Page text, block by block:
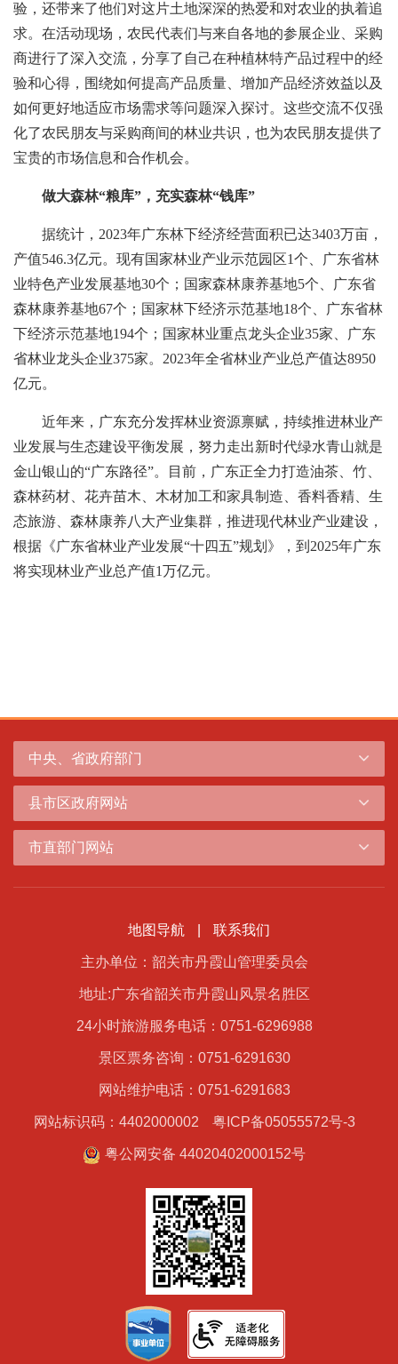
验，还带来了他们对这片土地深深的热爱和对农业的执着追
求。在活动现场，农民代表们与来自各地的参展企业、采购
商进行了深入交流，分享了自己在种植林特产品过程中的经
验和心得，围绕如何提高产品质量、增加产品经济效益以及
如何更好地适应市场需求等问题深入探讨。这些交流不仅强
化了农民朋友与采购商间的林业共识，也为农民朋友提供了
宝贵的市场信息和合作机会。
做大森林“粮库”，充实森林“钱库”
据统计，2023年广东林下经济经营面积已达3403万亩，
产值546.3亿元。现有国家林业产业示范园区1个、广东省林
业特色产业发展基地30个；国家森林康养基地5个、广东省
森林康养基地67个；国家林下经济示范基地18个、广东省林
下经济示范基地194个；国家林业重点龙头企业35家、广东
省林业龙头企业375家。2023年全省林业产业总产值达8950
亿元。
近年来，广东充分发挥林业资源禀赋，持续推进林业产
业发展与生态建设平衡发展，努力走出新时代绿水青山就是
金山银山的“广东路径”。目前，广东正全力打造油茶、竹、
森林药材、花卉苗木、木材加工和家具制造、香料香精、生
态旅游、森林康养八大产业集群，推进现代林业产业建设，
根据《广东省林业产业发展“十四五”规划》，到2025年广东
将实现林业产业总产值1万亿元。
中央、省政府部门
县市区政府网站
市直部门网站
地图导航 联系我们
主办单位：韶关市丹霞山管理委员会
地址:广东省韶关市丹霞山风景名胜区
24小时旅游服务电话：0751-6296988
景区票务咨询：0751-6291630
网站维护电话：0751-6291683
网站标识码：4402000002 粤ICP备05055572号-3
粤公网安备 44020402000152号